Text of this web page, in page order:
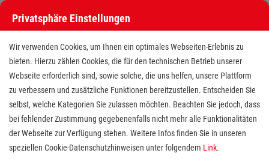
Stellvertretende Wachleitung
Privatsphäre Einstellungen
Wir verwenden Cookies, um Ihnen ein optimales Webseiten-Erlebnis zu
bieten. Hierzu zählen Cookies, die für den technischen Betrieb unserer
Webseite erforderlich sind, sowie solche, die uns helfen, unsere Plattform
zu verbessern und zusätzliche Funktionen bereitzustellen. Entscheiden Sie
selbst, welche Kategorien Sie zulassen möchten. Beachten Sie jedoch, dass
bei fehlender Zustimmung gegebenenfalls nicht mehr alle Funktionalitäten
der Webseite zur Verfügung stehen. Weitere Infos finden Sie in unseren
speziellen Cookie-Datenschutzhinweisen unter folgendem Link.